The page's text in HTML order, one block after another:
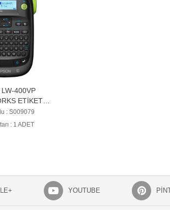
LW-400VP
ETİKET
: S009079
: 1 ADET
YOUTUBE